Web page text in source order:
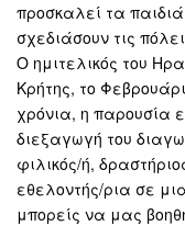
προσκαλεί τα
σχεδιάσουν τις
Ο ημιτελικός του
Κρήτης, το
χρόνια, η παρουσία
διεξαγωγή του
φιλικός/ή,
εθελοντής/ρια σε
μπορείς να μας